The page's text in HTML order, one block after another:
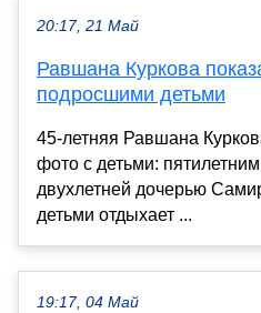
20:17, 21 Май
Равшана Куркова
подросшими детьми
45-летняя Равшана
фото с детьми:
двухлетней дочерью
детьми отдыхает ...
19:17, 04 Май